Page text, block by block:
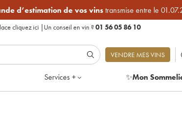
d’estimation de vos vinstransmise entre le
cliquez ici | Un conseil en vin ?01 56 05 86 10
VENDRE MES VINS
Services + ✨Mon